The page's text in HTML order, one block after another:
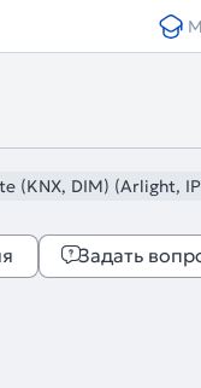
(KNX, DIM) (Arlight,
Задать